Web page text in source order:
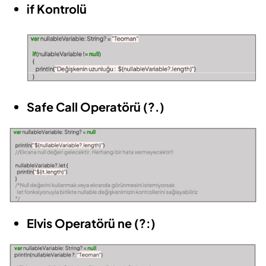
if Kontrolü
Safe Call Operatörü (?.)
Elvis Operatörü ne (?:)